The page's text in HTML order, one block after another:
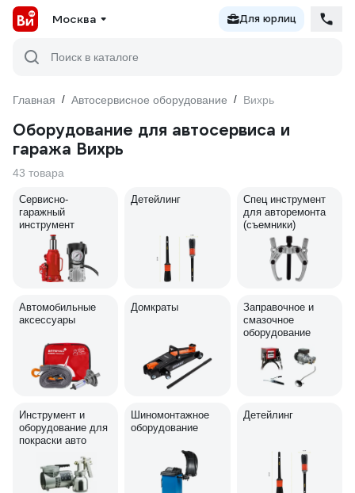
Москва Для юрлиц
Поиск в каталоге
Главная / Автосервисное оборудование / Вихрь
Оборудование для автосервиса и
гаража Вихрь
43 товара
Сервисно-
гаражный
инструмент
Детейлинг
Спец инструмент
для авторемонта
(съемники)
Автомобильные
аксессуары
Домкраты
Заправочное и
смазочное
оборудование
Инструмент и
оборудование для
покраски авто
Шиномонтажное
оборудование
Детейлинг